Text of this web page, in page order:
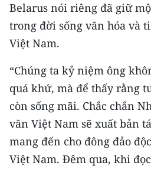
Belarus nói riêng đã giữ
trong đời sống văn hóa và
Việt Nam.
“Chúng ta kỷ niệm ông
quá khứ, mà để thấy rằng
còn sống mãi. Chắc chắn
văn Việt Nam sẽ xuất bản
mang đến cho đông đảo
Việt Nam. Đêm qua, khi